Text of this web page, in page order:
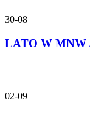
30-08
LATO W MNW
02-09